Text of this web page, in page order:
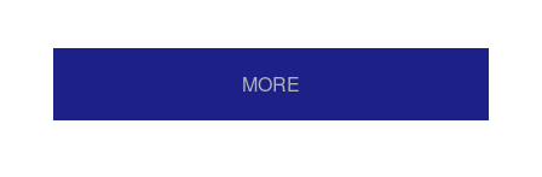
MORE